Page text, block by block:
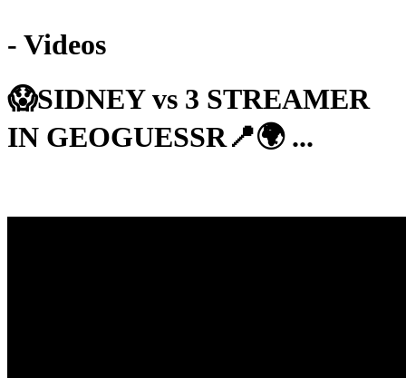
- Videos
😱SIDNEY vs 3 STREAMER
IN GEOGUESSR📍🌍 ...